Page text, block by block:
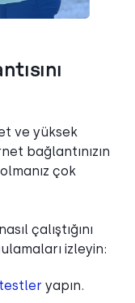
ve yüksek
bağlantınızın
çok
çalıştığını
izleyin:
testler yapın.